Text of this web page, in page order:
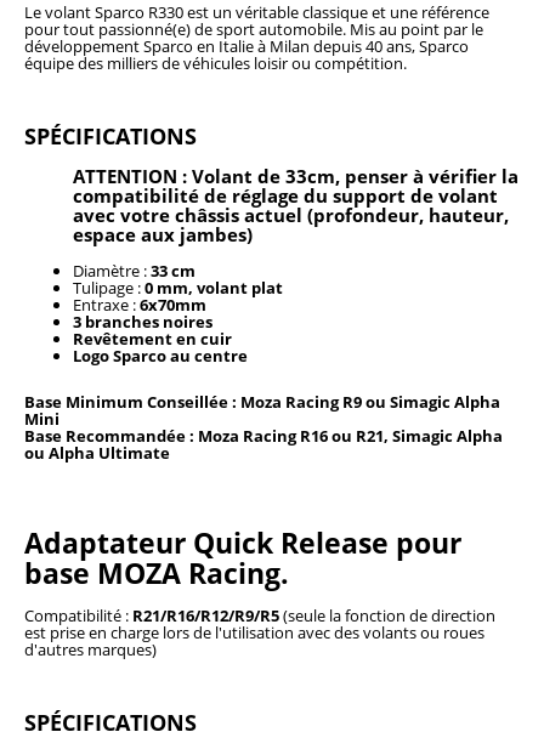
Le volant Sparco R330 est un véritable classique et une référence
pour tout passionné(e) de sport automobile. Mis au point par le
développement Sparco en Italie à Milan depuis 40 ans, Sparco
équipe des milliers de véhicules loisir ou compétition.
SPÉCIFICATIONS
ATTENTION : Volant de 33cm, penser à vérifier la
compatibilité de réglage du support de volant
avec votre châssis actuel (profondeur, hauteur,
espace aux jambes)
Diamètre :33 cm
Tulipage :0 mm, volant plat
Entraxe :6x70mm
3 branches noires
Revêtement en cuir
Logo Sparco au centre
Base Minimum Conseillée : Moza Racing R9 ou Simagic Alpha
Mini
Base Recommandée : Moza RacingR16 ou R21, Simagic Alpha
ou Alpha Ultimate
Adaptateur Quick Release pour
base MOZA Racing.
Compatibilité : R21/R16/R12/R9/R5(seule la fonction de direction
est prise en charge lors de l'utilisation avec des volants ou roues
d'autres marques)
SPÉCIFICATIONS